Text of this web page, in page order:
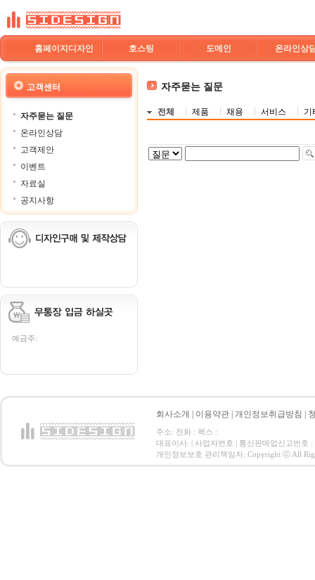
홈페이지디자인 호스팅 도메인 온라인상
고객센터
자주묻는 질문
온라인상담
고객제안
이벤트
자료실
공지사항
예금주:
자주묻는 질문
전체 제품 채용 서비스 기
회사소개 이용약관 개인정보취급방침
주소: 전화 : 팩스 :
대표이사: | 사업자번호 | 통신판매업신고번호 :
개인정보보호 관리책임자: Copyright ⓒ All